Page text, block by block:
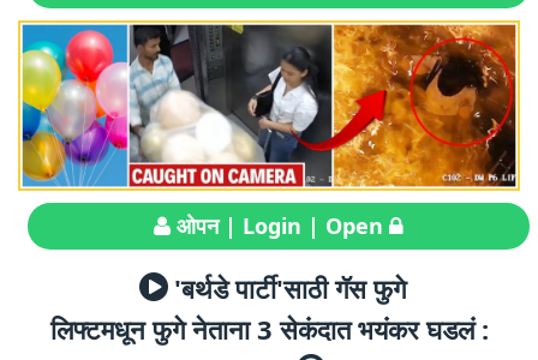
ओपन | Login | Open
'बर्थडे पार्टी'साठी गॅस फुगे
लिफ्टमधून फुगे नेताना 3 सेकंदात भयंकर घडलं :